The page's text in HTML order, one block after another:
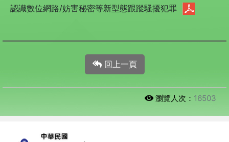
認識數位網路/妨害秘密等新型態跟蹤騷擾犯罪
回上一頁
瀏覽人次： 16503